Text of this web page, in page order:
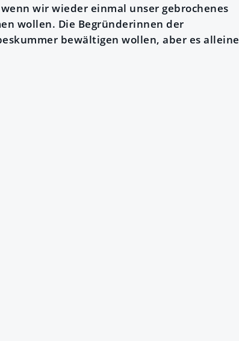
wir wieder einmal unser gebrochenes
wollen. Die Begründerinnen der
bewältigen wollen, aber es alleine